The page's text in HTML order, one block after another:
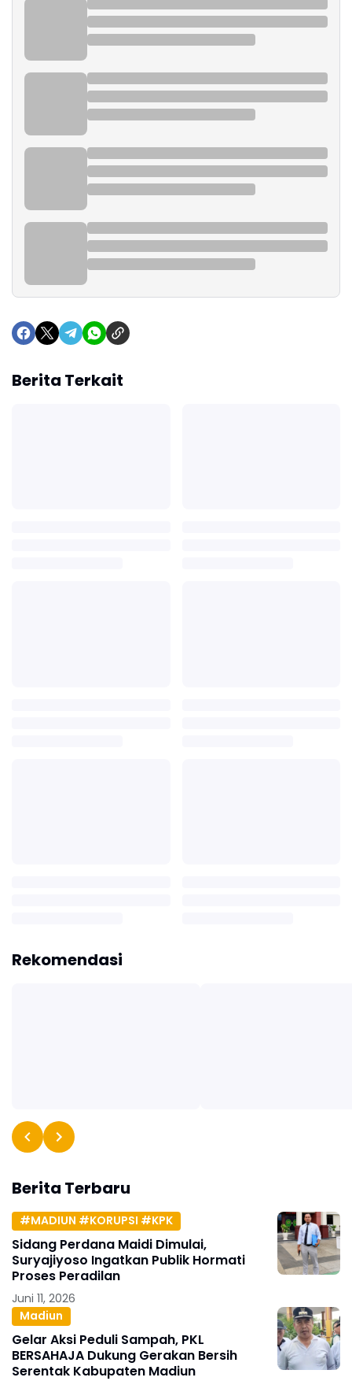
Berita Terkait
Rekomendasi
Berita Terbaru
#MADIUN #KORUPSI #KPK
Sidang Perdana Maidi Dimulai,
Suryajiyoso Ingatkan Publik Hormati
Proses Peradilan
Juni 11, 2026
Madiun
Gelar Aksi Peduli Sampah, PKL
BERSAHAJA Dukung Gerakan Bersih
Serentak Kabupaten Madiun